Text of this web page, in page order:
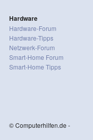
Hardware
Hardware-Forum
Hardware-Tipps
Netzwerk-Forum
Smart-Home Forum
Smart-Home Tipps
© Computerhilfen.de -